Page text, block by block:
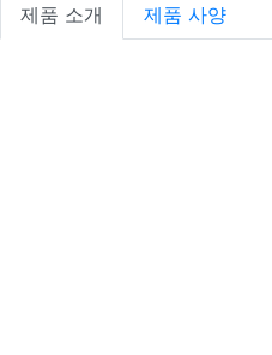
제품 소개 제품 사양